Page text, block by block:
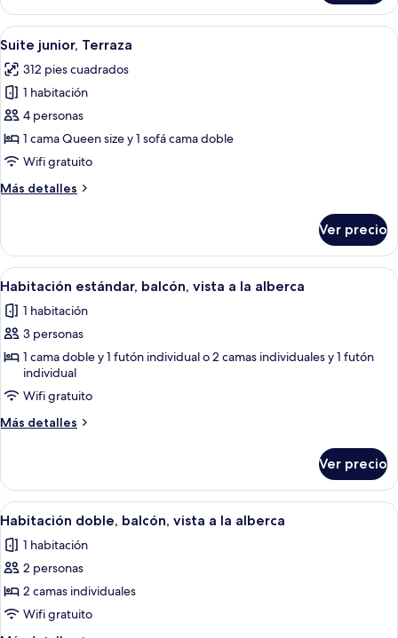
doble,
balcón
Abrir
todas
las
fotos
de
Suite
junior,
Una habitación de hotel moderna
9
Suite junior, Terraza
312 pies cuadrados
1 habitación
4 personas
1 cama Queen size y 1 sofá cama doble
Wifi gratuito
Más detalles
Más
junior,
Terraza
Ver precio
Abrir
todas
las
fotos
de
Habitación
estándar,
balcón,
la
alberca
Habitación de hotel con cama, un
9
Habitación estándar, balcón, vista a la alberca
1 habitación
3 personas
1 cama doble y 1 futón individual o 2 camas individuales y 1 futón
individual
Wifi gratuito
Más detalles
Más
estándar,
balcón,
vista
la
alberca
Ver precio
Abrir
todas
las
fotos
de
Habitación
doble,
Habitación de hotel con dos camas,
11
Habitación doble, balcón, vista a la alberca
1 habitación
2 personas
2 camas individuales
Wifi gratuito